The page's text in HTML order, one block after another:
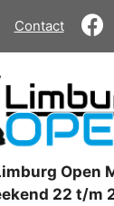
Contact
Open
22 t/m